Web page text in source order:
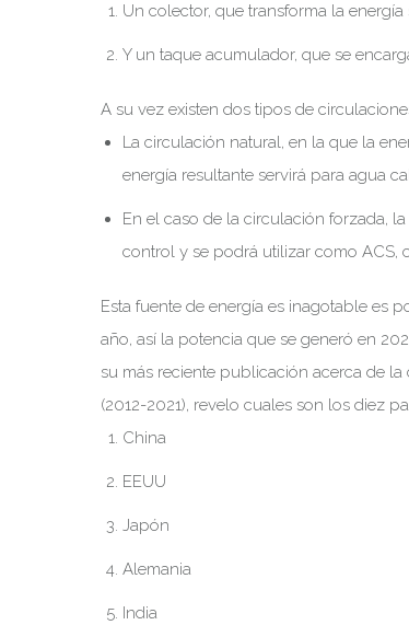
Un colector, que transforma la
Y un taque acumulador, que se
A su vez existen dos tipos de
La circulación natural, en la que la
energía resultante servirá para agua
En el caso de la circulación forzada,
control y se podrá utilizar como ACS,
Esta fuente de energía es inagotable es
año, así la potencia que se generó en
su más reciente publicación acerca de
(2012-2021), revelo cuales son los diez
China
EEUU
Japón
Alemania
India